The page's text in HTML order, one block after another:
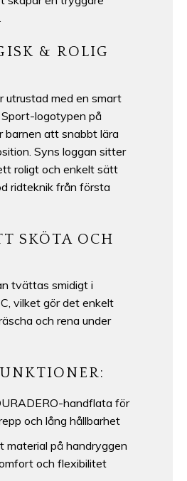
& ROLIG
utrustad med en smart
logotypen på
barnen att snabbt lära
Syns loggan sitter
roligt och enkelt sätt
ridteknik från första
SKÖTA OCH
tvättas smidigt i
vilket gör det enkelt
och rena under
handflata för
och lång hållbarhet
material på handryggen
och flexibilitet